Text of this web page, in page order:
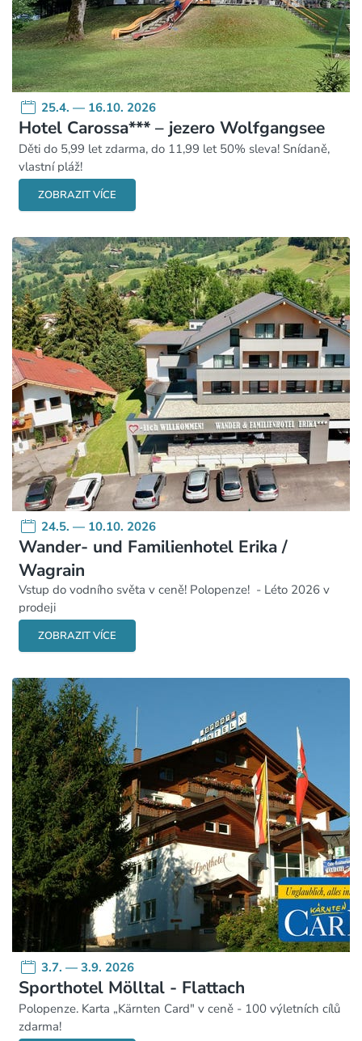
25.4. — 16.10. 2026
Hotel Carossa*** – jezero Wolfgangsee
Děti do 5,99 let zdarma, do 11,99 let 50% sleva! Snídaně,
vlastní pláž!
ZOBRAZIT VÍCE
24.5. — 10.10. 2026
Wander- und Familienhotel Erika /
Wagrain
Vstup do vodního světa v ceně! Polopenze! - Léto 2026 v
prodeji
ZOBRAZIT VÍCE
3.7. — 3.9. 2026
Sporthotel Mölltal - Flattach
Polopenze. Karta „Kärnten Card" v ceně - 100 výletních cílů
zdarma!